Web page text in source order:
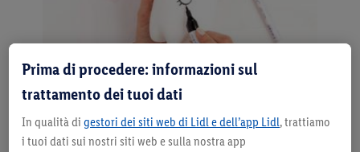
Fase 3
Prima di procedere: informazioni sul
trattamento dei tuoi dati
In qualità di gestori dei siti web di Lidl e dell’app Lidl, trattiamo
i tuoi dati sui nostri siti web e sulla nostra app